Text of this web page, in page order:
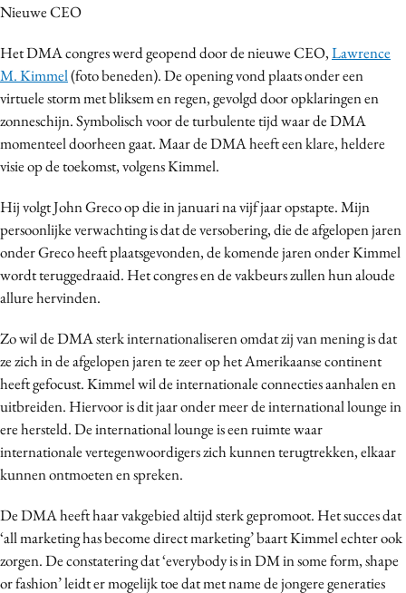
Nieuwe CEO
Het DMA congres werd geopend door de nieuwe CEO,Lawrence
M. Kimmel(foto beneden). De opening vond plaats onder een
virtuele storm met bliksem en regen, gevolgd door opklaringen en
zonneschijn. Symbolisch voor de turbulente tijd waar de DMA
momenteel doorheen gaat. Maar de DMA heeft een klare, heldere
visie op de toekomst, volgens Kimmel.
Hij volgt John Greco op die in januari na vijf jaar opstapte. Mijn
persoonlijke verwachting is dat de versobering, die de afgelopen jaren
onder Greco heeft plaatsgevonden, de komende jaren onder Kimmel
wordt teruggedraaid. Het congres en de vakbeurs zullen hun aloude
allure hervinden.
Zo wil de DMA sterk internationaliseren omdat zij van mening is dat
ze zich in de afgelopen jaren te zeer op het Amerikaanse continent
heeft gefocust. Kimmel wil de internationale connecties aanhalen en
uitbreiden. Hiervoor is dit jaar onder meer de international lounge in
ere hersteld. De international lounge is een ruimte waar
internationale vertegenwoordigers zich kunnen terugtrekken, elkaar
kunnen ontmoeten en spreken.
De DMA heeft haar vakgebied altijd sterk gepromoot. Het succes dat
‘all marketing has become direct marketing’ baart Kimmel echter ook
zorgen. De constatering dat ‘everybody is in DM in some form, shape
or fashion’ leidt er mogelijk toe dat met name de jongere generaties